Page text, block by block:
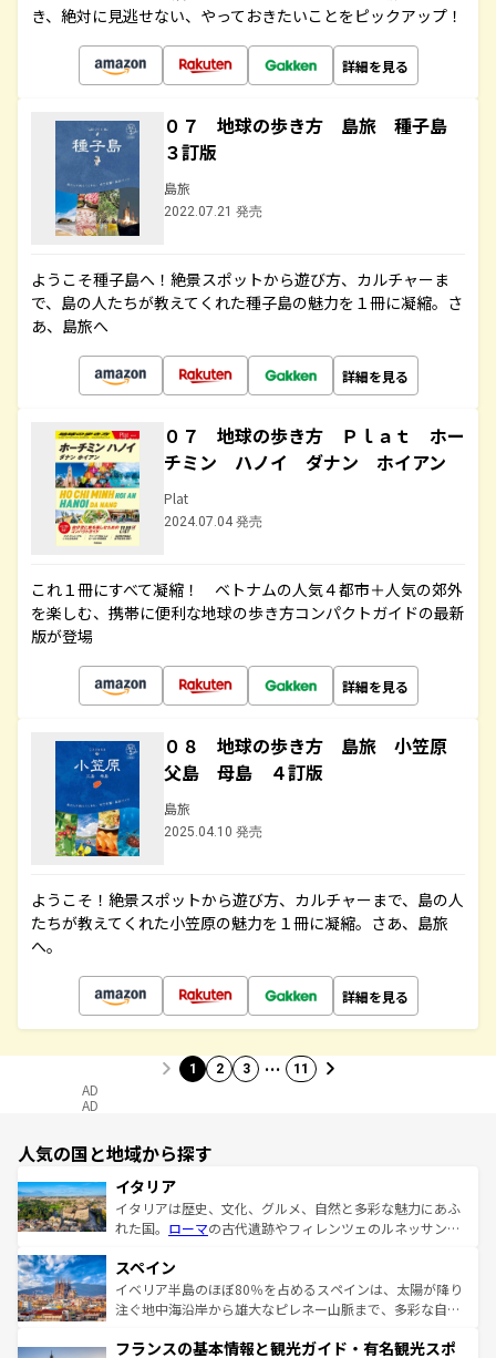
き、絶対に見逃せない、やっておきたいことをピックアップ！
詳細を見る
０７ 地球の歩き方 島旅 種子島
３訂版
島旅
2022.07.21 発売
ようこそ種子島へ！絶景スポットから遊び方、カルチャーま
で、島の人たちが教えてくれた種子島の魅力を１冊に凝縮。さ
あ、島旅へ
詳細を見る
０７ 地球の歩き方 Ｐｌａｔ ホー
チミン ハノイ ダナン ホイアン
Plat
2024.07.04 発売
これ１冊にすべて凝縮！ ベトナムの人気４都市＋人気の郊外
を楽しむ、携帯に便利な地球の歩き方コンパクトガイドの最新
版が登場
詳細を見る
０８ 地球の歩き方 島旅 小笠原
父島 母島 ４訂版
島旅
2025.04.10 発売
ようこそ！絶景スポットから遊び方、カルチャーまで、島の人
たちが教えてくれた小笠原の魅力を１冊に凝縮。さあ、島旅
へ。
詳細を見る
1 2 3 … 11
AD
AD
人気の国と地域から探す
イタリア
イタリアは歴史、文化、グルメ、自然と多彩な魅力にあふ
れた国。 ローマの古代遺跡やフィレンツェのルネッサンス
ろん、トスカーナの美しい田園風景やアマルフィ海岸の絶
景など、自然景観も見逃せない。観光の合間には、本場の
ピザやパスタなど、絶品のイタリア料理を堪能することも
ませてくれるイタリアで、忘れられない旅をしてみよう！
スペイン
イベリア半島のほぼ80％を占めるスペインは、太陽が降り
注ぐ地中海沿岸から雄大なピレネー山脈まで、多彩な自然
文化が根付くこの国では、情熱的なフラメンコ、熱気あふ
フランスの基本情報と観光ガイド・有名観光スポ